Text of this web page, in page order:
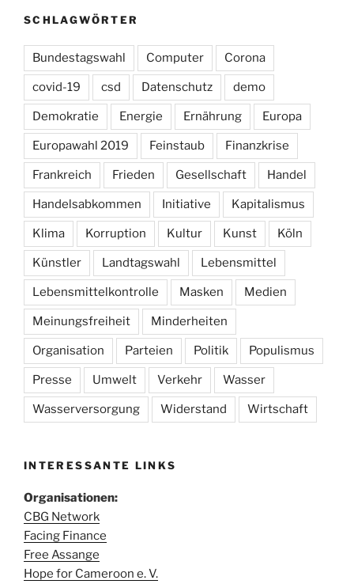
SCHLAGWÖRTER
Bundestagswahl Computer Corona
covid-19 csd Datenschutz demo
Demokratie Energie Ernährung Europa
Europawahl 2019 Feinstaub Finanzkrise
Frankreich Frieden Gesellschaft Handel
Handelsabkommen Initiative Kapitalismus
Klima Korruption Kultur Kunst Köln
Künstler Landtagswahl Lebensmittel
Lebensmittelkontrolle Masken Medien
Meinungsfreiheit Minderheiten
Organisation Parteien Politik Populismus
Presse Umwelt Verkehr Wasser
Wasserversorgung Widerstand Wirtschaft
INTERESSANTE LINKS
Organisationen:
CBG Network
Facing Finance
Free Assange
Hope for Cameroon e. V.